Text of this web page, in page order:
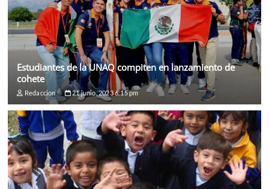
Estudiantes de la UNAQ compiten en lanzamiento de
cohete
Redaccion 21 junio, 2023 6:15 pm